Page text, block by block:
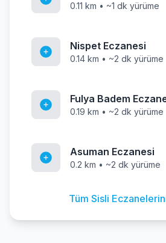
0.11 km • ~1 dk yürüme
Nispet Eczanesi
0.14 km • ~2 dk yürüme
Fulya Badem
0.19 km • ~2 dk yürüme
Asuman Eczanesi
0.2 km • ~2 dk yürüme
Tüm Sisli